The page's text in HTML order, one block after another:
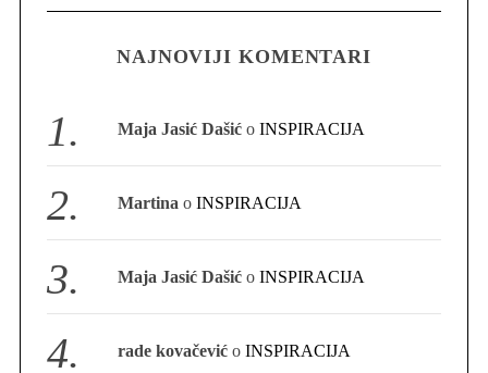
NAJNOVIJI KOMENTARI
Maja Jasić Dašić oINSPIRACIJA
Martina oINSPIRACIJA
Maja Jasić Dašić oINSPIRACIJA
rade kovačević oINSPIRACIJA
e
a
c
h
o
r